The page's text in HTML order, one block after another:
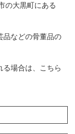
の大黒町にある
品などの骨董品の
る場合は、こちら